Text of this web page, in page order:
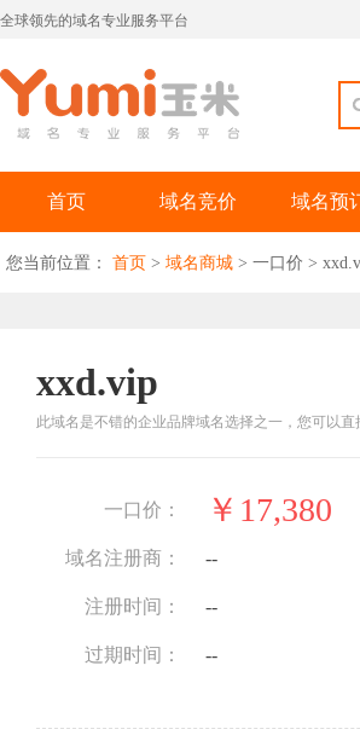
全球领先的域名专业服务平台
首页 域名竞价 域名预
您当前位置： 首页 > 域名商城 > 一口价 >
xxd.vip
此域名是不错的企业品牌域名选择之一，您可以直
一口价： ￥17,380
域名注册商： --
注册时间： --
过期时间： --